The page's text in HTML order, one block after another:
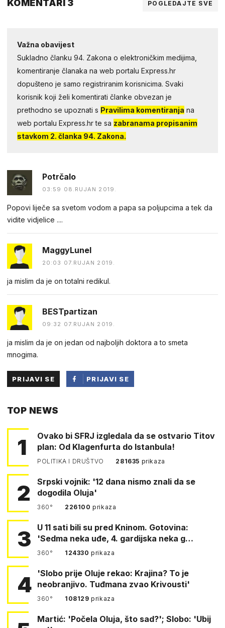
KOMENTARI 3 POGLEDAJTE SVE
Važna obavijest
Sukladno članku 94. Zakona o elektroničkim medijima,
komentiranje članaka na web portalu Express.hr
dopušteno je samo registriranim korisnicima. Svaki
korisnik koji želi komentirati članke obvezan je
prethodno se upoznati s Pravilima komentiranja na
web portalu Express.hr te sa zabranama propisanim
stavkom 2. članka 94. Zakona.
Potrčalo
03:59 08.RUJAN 2019.
Popovi liječe sa svetom vodom a papa sa poljupcima a tek da
vidite vidjelice ....
MaggyLunel
20:03 07.RUJAN 2019.
ja mislim da je on totalni redikul.
BESTpartizan
09:32 07.RUJAN 2019.
ja mislim da je on jedan od najboljih doktora a to smeta
mnogima.
PRIJAVI SE
PRIJAVI SE
TOP NEWS
1
Ovako bi SFRJ izgledala da se ostvario Titov
plan: Od Klagenfurta do Istanbula!
POLITIKA I DRUŠTVO 281635 prikaza
2
Srpski vojnik: '12 dana nismo znali da se
dogodila Oluja'
360° 226100prikaza
3
U 11 sati bili su pred Kninom. Gotovina:
'Sedma neka uđe, 4. gardijska neka g…
360° 124330prikaza
4
'Slobo prije Oluje rekao: Krajina? To je
neobranjivo. Tuđmana zvao Krivousti'
360° 108129prikaza
Martić: 'Počela Oluja, što sad?'; Slobo: 'Ubij